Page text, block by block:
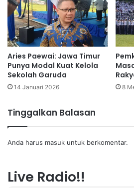
Aries Paewai: Jawa Timur
Punya Modal Kuat Kelola
Sekolah Garuda
14 Januari 2026 8
Tinggalkan Balasan
Anda harus masuk untuk berkomentar.
Live Radio!!